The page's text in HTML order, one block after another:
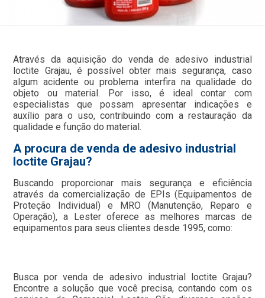
Através da aquisição do venda de adesivo industrial
loctite Grajau, é possível obter mais segurança, caso
algum acidente ou problema interfira na qualidade do
objeto ou material. Por isso, é ideal contar com
especialistas que possam apresentar indicações e
auxílio para o uso, contribuindo com a restauração da
qualidade e função do material.
A procura de venda de adesivo industrial
loctite Grajau?
Buscando proporcionar mais segurança e eficiência
através da comercialização de EPIs (Equipamentos de
Proteção Individual) e MRO (Manutenção, Reparo e
Operação), a Lester oferece as melhores marcas de
equipamentos para seus clientes desde 1995, como:
Busca por venda de adesivo industrial loctite Grajau?
Encontre a solução que você precisa, contando com os